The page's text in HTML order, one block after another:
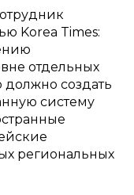
Korea Times:
отдельных
должно создать
систему
региональных